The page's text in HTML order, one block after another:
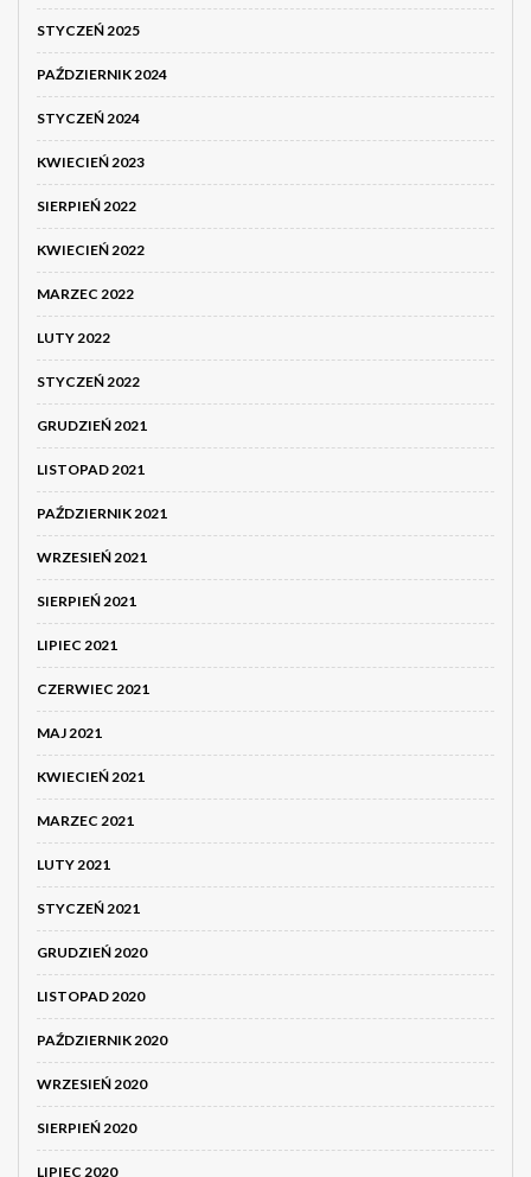
STYCZEŃ 2025
PAŹDZIERNIK 2024
STYCZEŃ 2024
KWIECIEŃ 2023
SIERPIEŃ 2022
KWIECIEŃ 2022
MARZEC 2022
LUTY 2022
STYCZEŃ 2022
GRUDZIEŃ 2021
LISTOPAD 2021
PAŹDZIERNIK 2021
WRZESIEŃ 2021
SIERPIEŃ 2021
LIPIEC 2021
CZERWIEC 2021
MAJ 2021
KWIECIEŃ 2021
MARZEC 2021
LUTY 2021
STYCZEŃ 2021
GRUDZIEŃ 2020
LISTOPAD 2020
PAŹDZIERNIK 2020
WRZESIEŃ 2020
SIERPIEŃ 2020
LIPIEC 2020